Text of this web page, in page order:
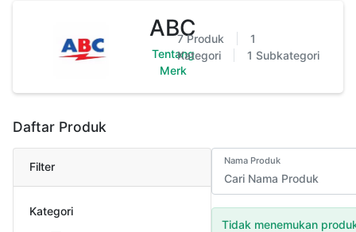
ABC
Tentang
Merk
7 Produk
1
Kategori
1 Subkategori
Daftar Produk
Filter
Kategori
Nama Produk
Tidak menemukan